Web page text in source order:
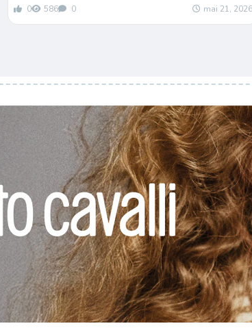
0 586 0 mai 21, 2026